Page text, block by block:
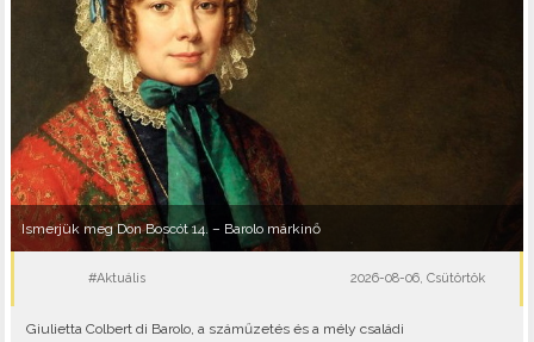
Ismerjük meg Don Boscót 14. – Barolo márkinő
#Aktuális 2026-08-06, Csütörtök
Giulietta Colbert di Barolo, a száműzetés és a mély családi